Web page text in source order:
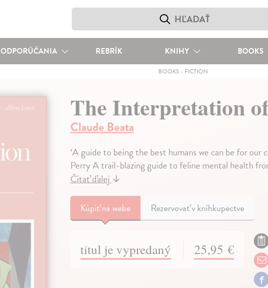
ODPORÚČANIA REBRÍK KNIHY BOOKS
BOOKS- FICTION
The Interpretation
Claude Beata
‘A guide to being the best humans we can be for
Perry A trail-blazing guide to feline mental health
Čítať ďalej↓
Kúpiťna webe Rezervovať v kníhkupectve
titul je vypredaný 25,95 €